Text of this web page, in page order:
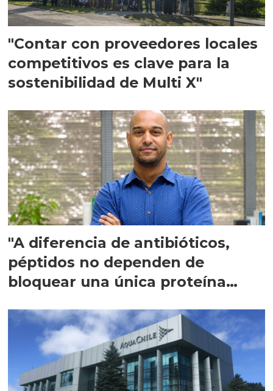
"Contar con proveedores locales
competitivos es clave para la
sostenibilidad de Multi X"
"A diferencia de antibióticos,
péptidos no dependen de
bloquear una única proteína